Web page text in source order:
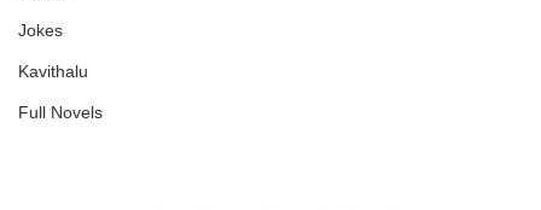
Jokes
Kavithalu
Full Novels